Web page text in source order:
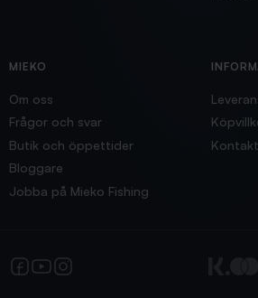
MIEKO
Om oss
Frågor och svar
Butik och öppettider
Bloggare
Jobba på Mieko Fishing
Facebook
YouTubeInstagram